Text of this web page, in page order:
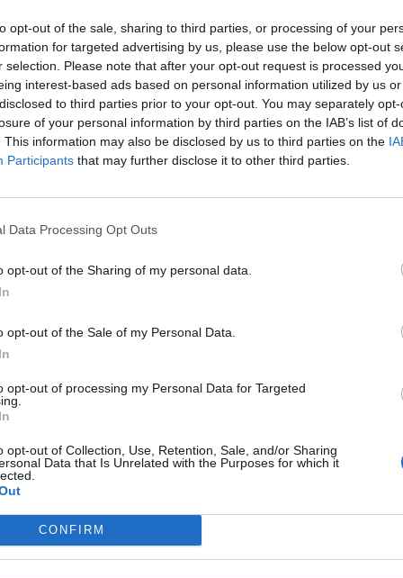
opt-out of the sale, sharing to third parties, or processing of your
for targeted advertising by us, please use the below opt-out
selection. Please note that after your opt-out request is processed
interest-based ads based on personal information utilized by us
to third parties prior to your opt-out. You may separately
of your personal information by third parties on the IAB’s list of
This information may also be disclosed by us to third parties on the
Participants that may further disclose it to other third parties.
Data Processing Opt Outs
opt-out of the Sharing of my personal data.
opt-out of the Sale of my Personal Data.
opt-out of processing my Personal Data for Targeted
opt-out of Collection, Use, Retention, Sale, and/or Sharing
Data that Is Unrelated with the Purposes for which it
CONFIRM
jakoś wyrazić sympatię w
Esportal, który dziś
w stosunku do swojej ulubionej drużyny? Z
przygotowanych specjalnie z myślą o wielbicielach
– podczas każdego z nich swoich
oraz x-kom team. Całość potrwa niespełna dwa
zostanie więcej szczegółów na temat całej ligi, dzięki
ulubionej drużyny.
12.06–